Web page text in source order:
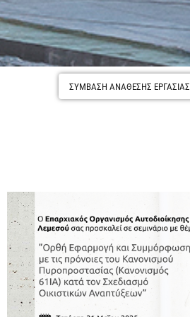
ΣΥΜΒΑΣΗ ΑΝΑΘΕΣΗΣ ΕΡΓΑΣΙΑΣ